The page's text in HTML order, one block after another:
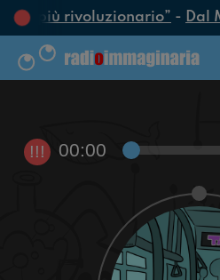
più rivoluzionario”- Dal
!!! 00:00